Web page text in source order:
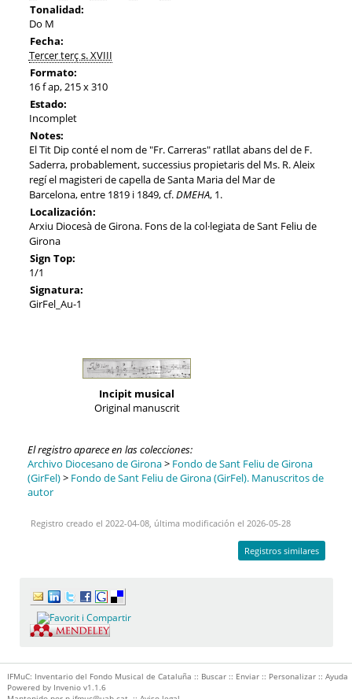
Tonalidad:
Do M
Fecha:
Tercer terç s. XVIII
Formato:
16 f ap, 215 x 310
Estado:
Incomplet
Notes:
El Tit Dip conté el nom de "Fr. Carreras" ratllat abans del de F.
Saderra, probablement, successius propietaris del Ms. R. Aleix
regí el magisteri de capella de Santa Maria del Mar de
Barcelona, entre 1819 i 1849, cf.DMEHA, 1.
Localización:
Arxiu Diocesà de Girona. Fons de la col·legiata de Sant Feliu de
Girona
Sign Top:
1/1
Signatura:
GirFel_Au-1
Incipit musical
Original manuscrit
El registro aparece en las colecciones:
Archivo Diocesano de Girona> Fondo de Sant Feliu de Girona
(GirFel)> Fondo de Sant Feliu de Girona (GirFel). Manuscritos de
autor
Registro creado el 2022-04-08, última modificación el 2026-05-28
Registros similares
IFMuC: Inventario del Fondo Musical de Cataluña :: Buscar:: Enviar:: Personalizar:: Ayuda
Powered by Inveniov1.1.6